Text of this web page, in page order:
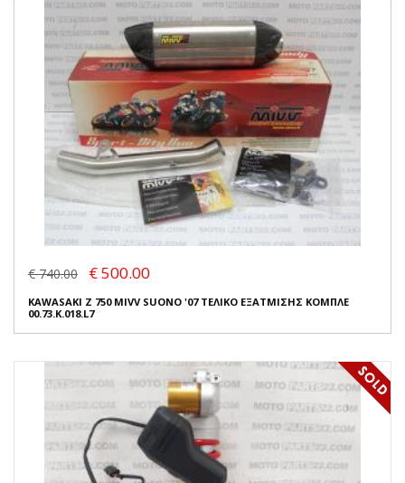
€ 740.00 € 500.00
KAWASAKI Z 750 MIVV SUONO '07 ΤΕΛΙΚΟ ΕΞΑΤΜΙΣΗΣ ΚΟΜΠΛΕ
00.73.K.018.L7